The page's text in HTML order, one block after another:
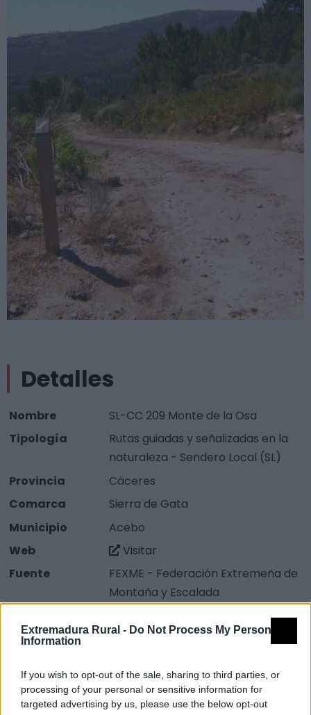
Extremadura Rural - Do Not Process My Personal
Information
If you wish to opt-out of the sale, sharing to third parties, or
processing of your personal or sensitive information for
targeted advertising by us, please use the below opt-out
Detalles
Nombre
SL-CC 209 Monte de la Osa
Tipología
Rutas guiadas y señalizadas en la
naturaleza - Sendero Local (SL)
Provincia
Cáceres
Comarca
Sierra de Gata
Municipio
Acebo
Web
Visitar
Fuente
FEXME - Federación Extremeña de
Montaña y Escalada
recorrido
Severidad del
Medio natural
1